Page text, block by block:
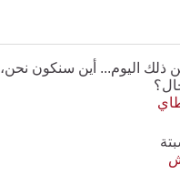
ذلك اليوم... أين سنكون نحن،